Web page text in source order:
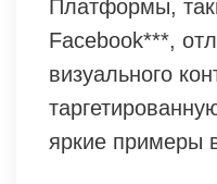
Платформы,
Facebook***,
визуального
яркие примеры